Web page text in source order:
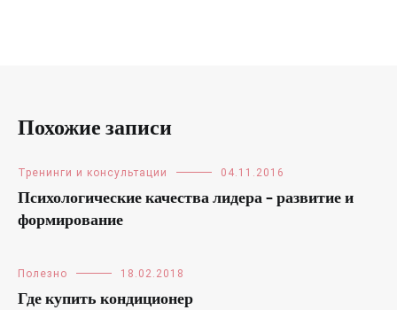
Похожие записи
Тренинги и консультации 04.11.2016
Психологические качества лидера – развитие и
формирование
Полезно 18.02.2018
Где купить кондиционер